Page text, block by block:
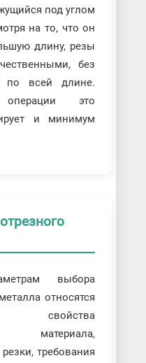
под углом
на то, что он
длину, резы
без
по всей длине.
это
и минимум
выбора
относятся
свойства
материала,
требования